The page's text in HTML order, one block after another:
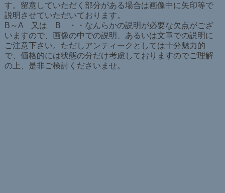
す。留意していただく部分がある場合は画像中に矢印等で
説明させていただいております。
B～A 又は B ・・なんらかの説明が必要な欠点がござ
いますので、画像の中での説明、あるいは文章での説明に
ご注意下さい。ただしアンティークとしては十分魅力的
で、価格的には状態の分だけ考慮しておりますのでご理解
の上、是非ご検討くださいませ。